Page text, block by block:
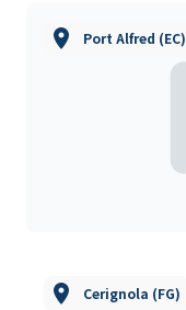
Port Alfred (EC)
Cerignola (FG)